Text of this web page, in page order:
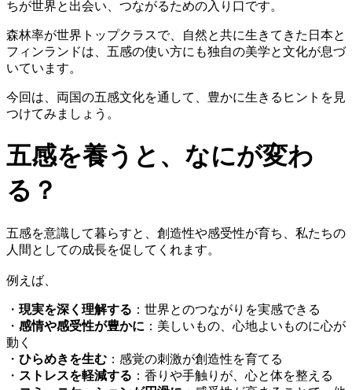
ちが世界と出会い、つながるための入り口です。
森林率が世界トップクラスで、自然と共に生きてきた日本と
フィンランドは、五感の使い方にも独自の美学と文化が息づ
いています。
今回は、両国の五感文化を通して、豊かに生きるヒントを見
つけてみましょう。
五感を養うと、なにが変わ
る？
五感を意識して暮らすと、創造性や感受性が育ち、私たちの
人間としての成長を促してくれます。
例えば、
・ 現実を深く理解する ：世界とのつながりを実感できる
・ 感情や感受性が豊かに ：美しいもの、心地よいものに心が
動く
・ ひらめきを生む ：感覚の刺激が創造性を育てる
・ ストレスを軽減する ：香りや手触りが、心と体を整える